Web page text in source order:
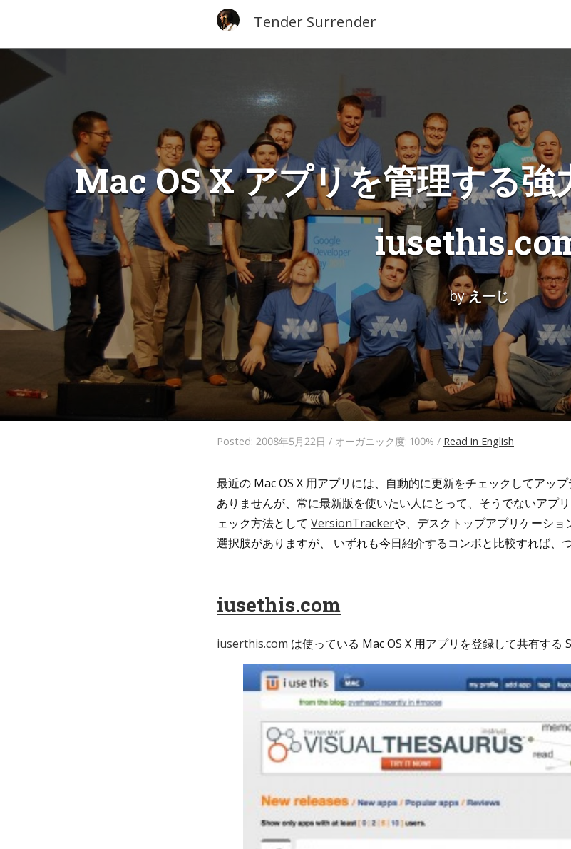
Tender Surrender
Mac OS X アプリを管理する
byえーじ
Posted: 2008年5月22日 / オーガニック度: 100% / Read in English
最近の Mac OS X 用アプリには、自動的に更新をチェックしてアッ
ありませんが、常に最新版を使いたい人にとって、そうでないアプ
ェック方法として VersionTrackerや、デスクトップアプリケーショ
選択肢がありますが、 いずれも今日紹介するコンボと比較すれば、
iusethis.com
iuserthis.com は使っている Mac OS X 用アプリを登録して共有する